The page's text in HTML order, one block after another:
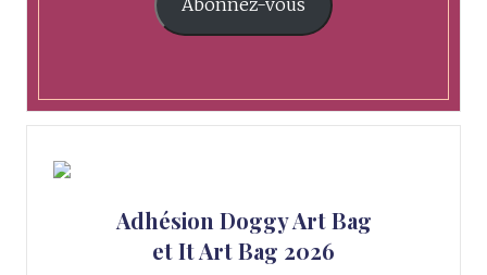
Abonnez-vous
Adhésion Doggy Art Bag
et It Art Bag 2026